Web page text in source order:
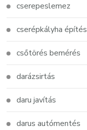
cserepeslemez
cserépkályha építés
csőtörés bemérés
darázsirtás
daru javítás
darus autómentés